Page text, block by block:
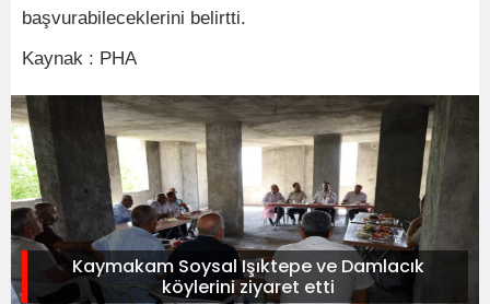
başvurabileceklerini belirtti.
Kaynak : PHA
Kaymakam Soysal Işıktepe ve Damlacık
köylerini ziyaret etti